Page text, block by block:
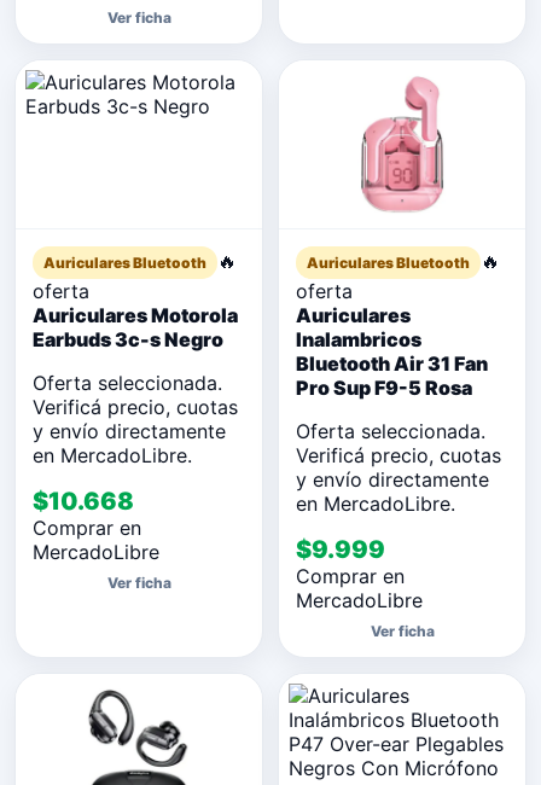
Ver ficha
Auriculares Bluetooth
🔥
oferta
Auriculares Motorola
Earbuds 3c-s Negro
Oferta seleccionada.
Verificá precio, cuotas
y envío directamente
en MercadoLibre.
$10.668
Comprar en
MercadoLibre
Ver ficha
Auriculares Bluetooth
🔥
oferta
Auriculares
Inalambricos
Bluetooth Air 31 Fan
Pro Sup F9-5 Rosa
Oferta seleccionada.
Verificá precio, cuotas
y envío directamente
en MercadoLibre.
$9.999
Comprar en
MercadoLibre
Ver ficha